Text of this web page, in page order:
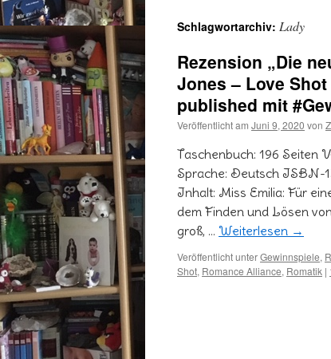
Schlagwortarchiv: Lady
Rezension „Die
Jones – Love
published mit
Veröffentlicht am Juni 9, 2020 von
Taschenbuch: 196 Seiten
Sprache: Deutsch ISBN-
Inhalt: Miss Emilia: Für
dem Finden und Lösen
groß, … Weiterlesen →
Veröffentlicht unterGewinnspiele,
Shot, Romance Alliance, Romatik |